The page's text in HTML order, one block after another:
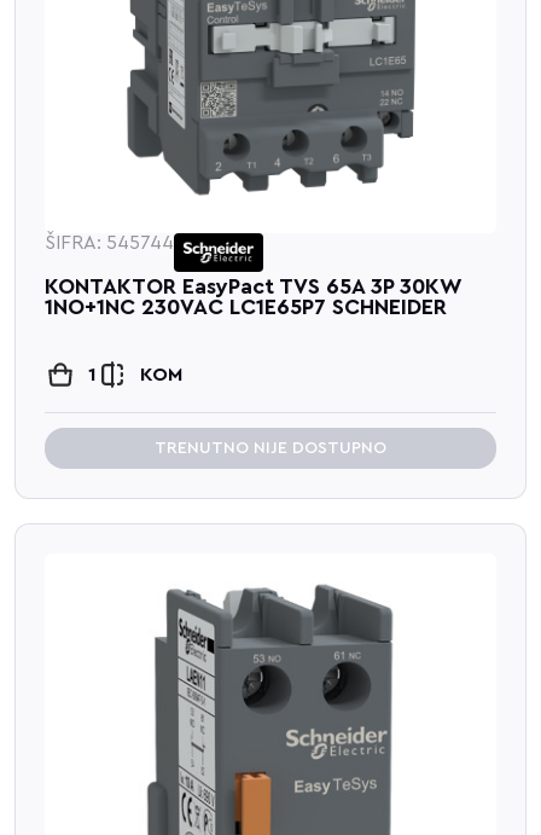
ŠIFRA: 545744
KONTAKTOR EasyPact TVS 65A 3P 30KW
1NO+1NC 230VAC LC1E65P7 SCHNEIDER
1 KOM
TRENUTNO NIJE DOSTUPNO